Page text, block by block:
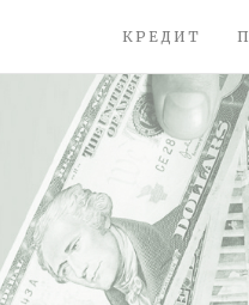
КРЕДИТ